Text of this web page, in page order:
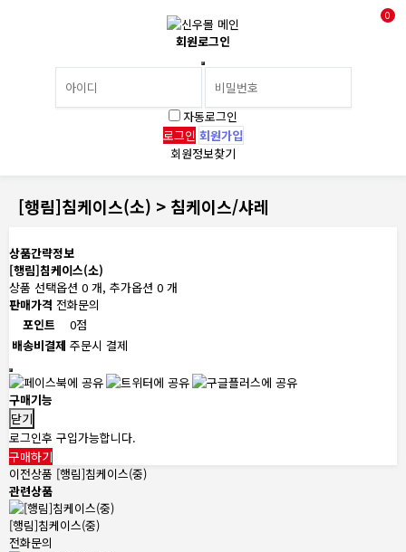
0
회원로그인
자동로그인
회원가입
회원정보찾기
[행림]침케이스(소) > 침케이스/샤레
상품간략정보
[행림]침케이스(소)
상품 선택옵션 0 개, 추가옵션 0 개
판매가격 전화문의
포인트
0점
배송비결제 주문시 결제
구매기능
닫기
로그인후 구입가능합니다.
구매하기
이전상품 [행림]침케이스(중)
관련상품
[행림]침케이스(중)
전화문의